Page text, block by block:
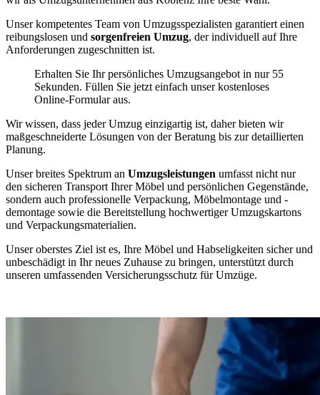
Unser kompetentes Team von Umzugsspezialisten garantiert einen
reibungslosen und sorgenfreien Umzug, der individuell auf Ihre
Anforderungen zugeschnitten ist.
Erhalten Sie Ihr persönliches Umzugsangebot in nur 55
Sekunden. Füllen Sie jetzt einfach unser kostenloses
Online-Formular aus.
Wir wissen, dass jeder Umzug einzigartig ist, daher bieten wir
maßgeschneiderte Lösungen von der Beratung bis zur detaillierten
Planung.
Unser breites Spektrum an Umzugsleistungen umfasst nicht nur
den sicheren Transport Ihrer Möbel und persönlichen Gegenstände,
sondern auch professionelle Verpackung, Möbelmontage und -
demontage sowie die Bereitstellung hochwertiger Umzugskartons
und Verpackungsmaterialien.
Unser oberstes Ziel ist es, Ihre Möbel und Habseligkeiten sicher und
unbeschädigt in Ihr neues Zuhause zu bringen, unterstützt durch
unseren umfassenden Versicherungsschutz für Umzüge.